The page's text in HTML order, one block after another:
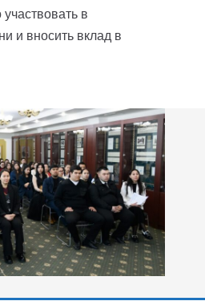
участвовать в
и вносить вклад в